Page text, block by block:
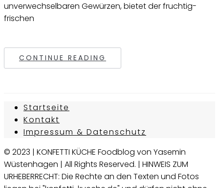
unverwechselbaren Gewürzen, bietet der fruchtig-
frischen
CONTINUE READING
Startseite
Kontakt
Impressum & Datenschutz
© 2023 | KONFETTI KÜCHE Foodblog von Yasemin
Wüstenhagen | All Rights Reserved. | HINWEIS ZUM
URHEBERRECHT: Die Rechte an den Texten und Fotos